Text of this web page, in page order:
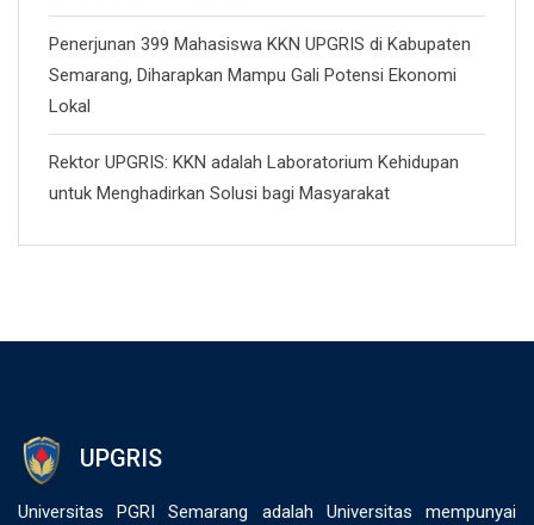
Penerjunan 399 Mahasiswa KKN UPGRIS di Kabupaten
Semarang, Diharapkan Mampu Gali Potensi Ekonomi
Lokal
Rektor UPGRIS: KKN adalah Laboratorium Kehidupan
untuk Menghadirkan Solusi bagi Masyarakat
UPGRIS
Universitas PGRI Semarang adalah Universitas mempunyai